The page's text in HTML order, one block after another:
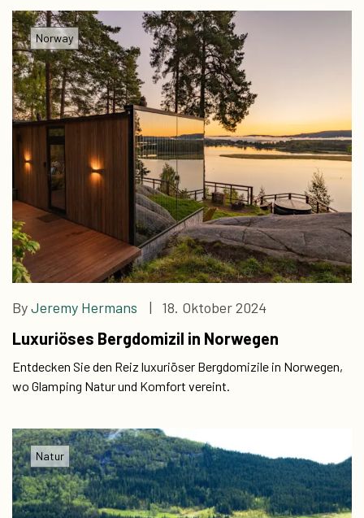
Norway
ByJeremy Hermans | 18. Oktober 2024
Luxuriöses Bergdomizil in Norwegen
Entdecken Sie den Reiz luxuriöser Bergdomizile in Norwegen,
wo Glamping Natur und Komfort vereint.
Natur